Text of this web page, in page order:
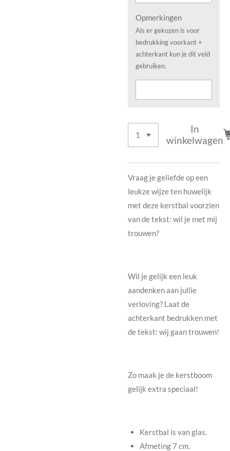
Opmerkingen
Als er gekozen is voor
bedrukking voorkant +
achterkant kun je dit veld
gebruiken.
In
winkelwagen
Vraag je geliefde op een
leukze wijze ten huwelijk
met deze kerstbal voorzien
van de tekst: wil je met mij
trouwen?
Wil je gelijk een leuk
aandenken aan jullie
verloving? Laat de
achterkant bedrukken met
de tekst: wij gaan trouwen!
Zo maak je de kerstboom
gelijk extra speciaal!
Kerstbal is van glas.
Afmeting 7 cm.